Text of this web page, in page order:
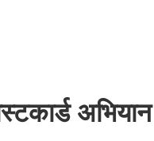
अभियान